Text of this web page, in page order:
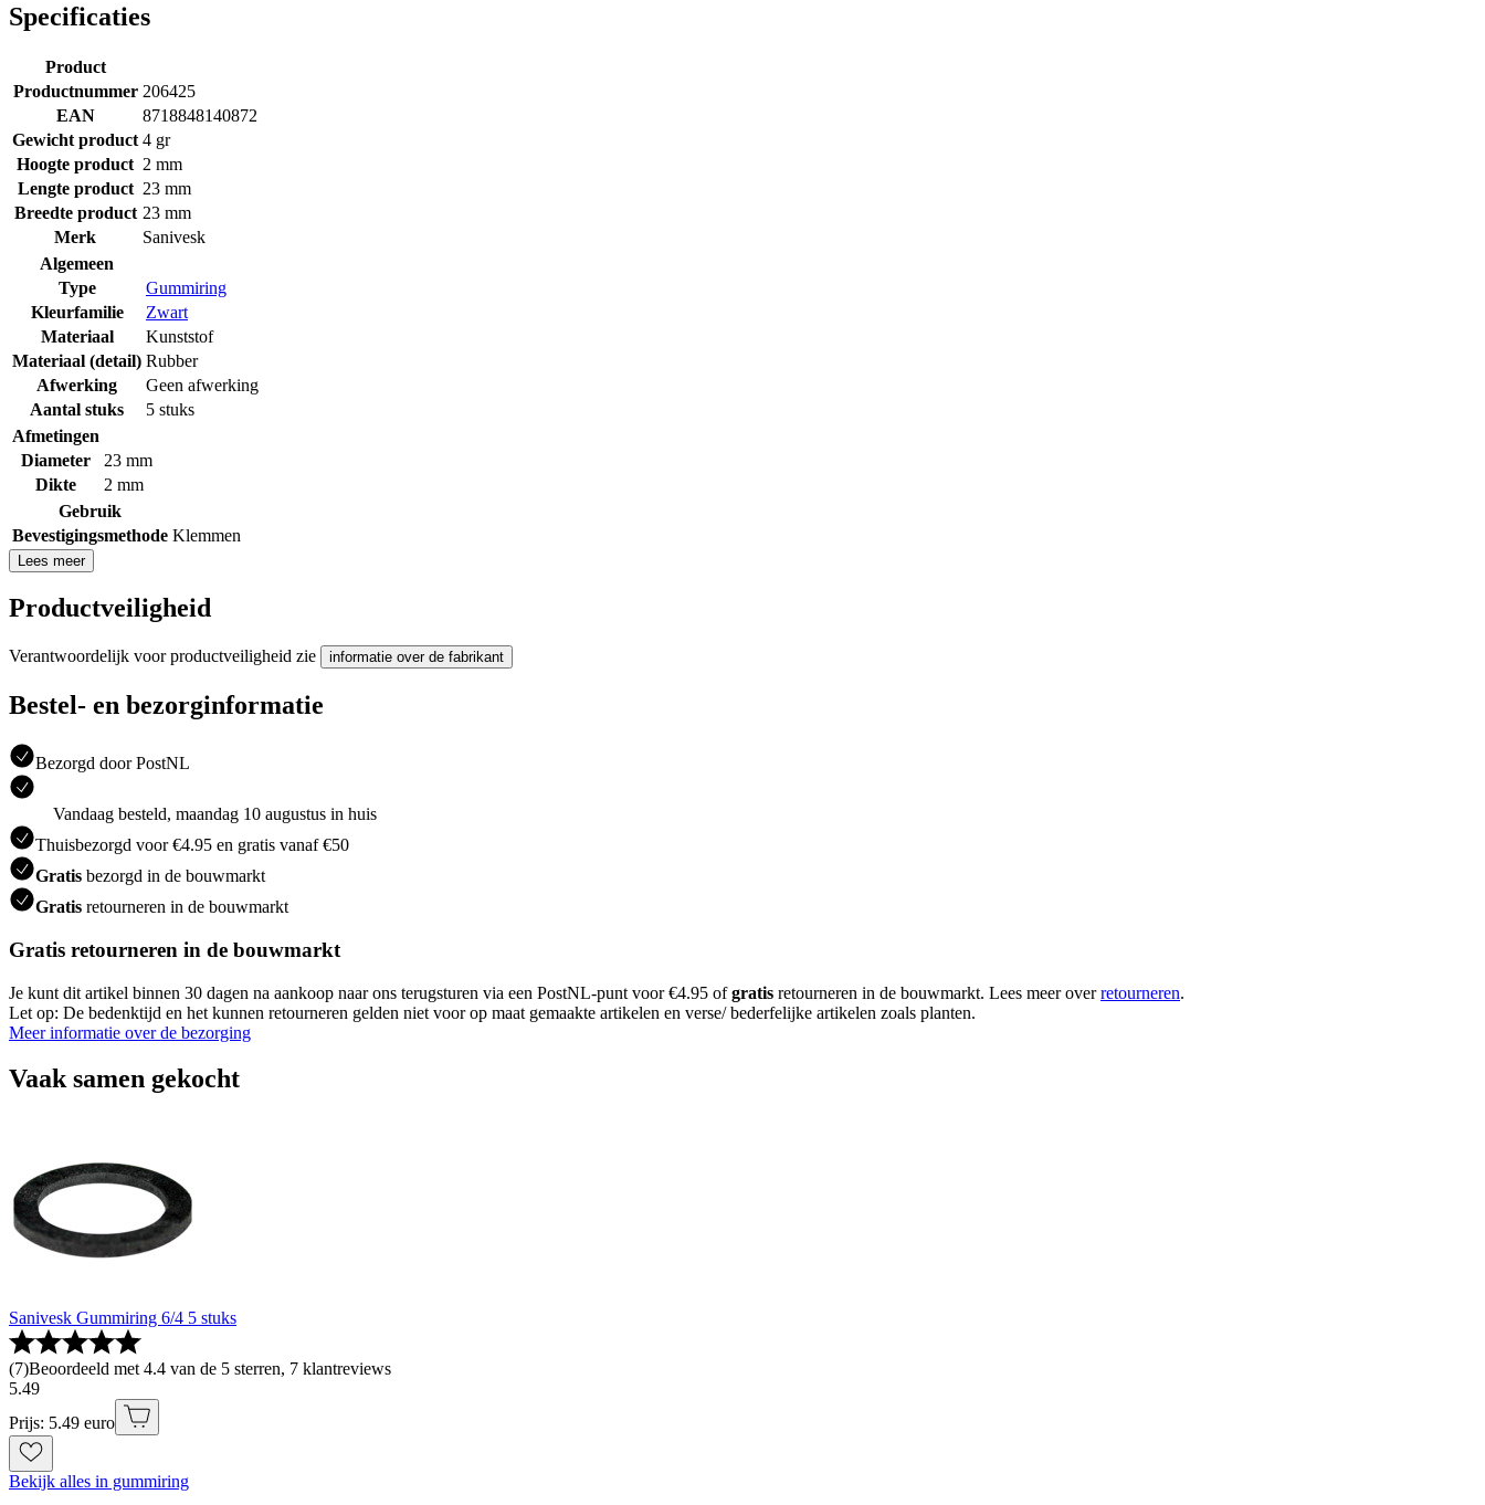
Specificaties
Product
Productnummer 206425
EAN
8718848140872
Gewicht product 4 gr
Hoogte product 2 mm
Lengte product 23 mm
Breedte product 23 mm
Merk
Sanivesk
Algemeen
Type
Gummiring
Kleurfamilie
Zwart
Materiaal
Kunststof
Materiaal (detail) Rubber
Afwerking
Geen afwerking
Aantal stuks
5 stuks
Afmetingen
Diameter
23 mm
Dikte
2 mm
Gebruik
Bevestigingsmethode Klemmen
Lees meer
Productveiligheid
Verantwoordelijk voor productveiligheid zie informatie over de fabrikant
Bestel- en bezorginformatie
Bezorgd door PostNL
Vandaag besteld, maandag 10 augustus in huis
Thuisbezorgd voor €4.95 en gratis vanaf €50
Gratis bezorgd in de bouwmarkt
Gratis retourneren in de bouwmarkt
Gratis retourneren in de bouwmarkt
Je kunt dit artikel binnen 30 dagen na aankoop naar ons terugsturen via een PostNL-punt voor €4.95 ofgratis retourneren in de bouwmarkt. Lees meer overretourneren.
Let op: De bedenktijd en het kunnen retourneren gelden niet voor op maat gemaakte artikelen en verse/ bederfelijke artikelen zoals planten.
Meer informatie over de bezorging
Vaak samen gekocht
Sanivesk Gummiring 6/4 5 stuks
(7)Beoordeeld met 4.4 van de 5 sterren, 7 klantreviews
5.49
Prijs: 5.49 euro
Bekijk alles in gummiring